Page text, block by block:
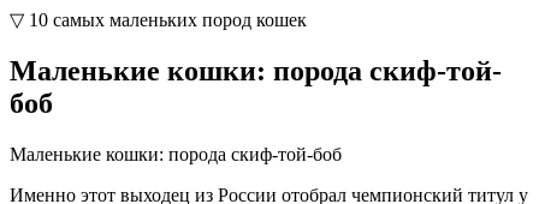
▽ 10 самых маленьких пород кошек
Маленькие кошки: порода скиф-той-
боб
Маленькие кошки: порода скиф-той-боб
Именно этот выходец из России отобрал чемпионский титул у